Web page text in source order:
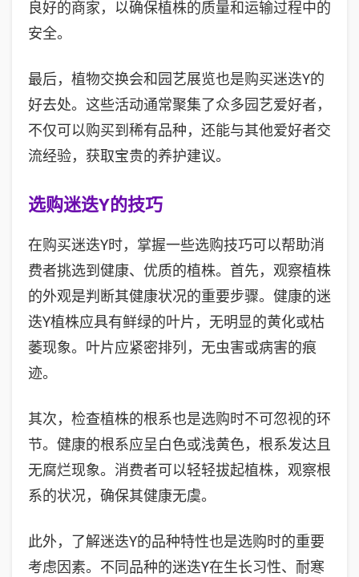
良好的商家，以确保植株的质量和运输过程中的
安全。
最后，植物交换会和园艺展览也是购买迷迭Y的
好去处。这些活动通常聚集了众多园艺爱好者，
不仅可以购买到稀有品种，还能与其他爱好者交
流经验，获取宝贵的养护建议。
选购迷迭Y的技巧
在购买迷迭Y时，掌握一些选购技巧可以帮助消
费者挑选到健康、优质的植株。首先，观察植株
的外观是判断其健康状况的重要步骤。健康的迷
迭Y植株应具有鲜绿的叶片，无明显的黄化或枯
萎现象。叶片应紧密排列，无虫害或病害的痕
迹。
其次，检查植株的根系也是选购时不可忽视的环
节。健康的根系应呈白色或浅黄色，根系发达且
无腐烂现象。消费者可以轻轻拔起植株，观察根
系的状况，确保其健康无虞。
此外，了解迷迭Y的品种特性也是选购时的重要
考虑因素。不同品种的迷迭Y在生长习性、耐寒